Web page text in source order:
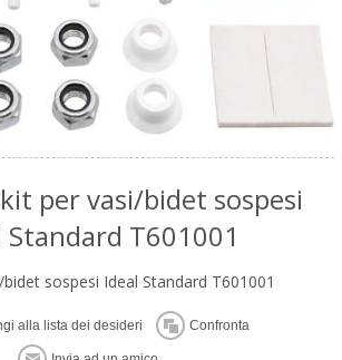
per vasi/bidet sospesi
Standard T601001
sospesi Ideal Standard T601001